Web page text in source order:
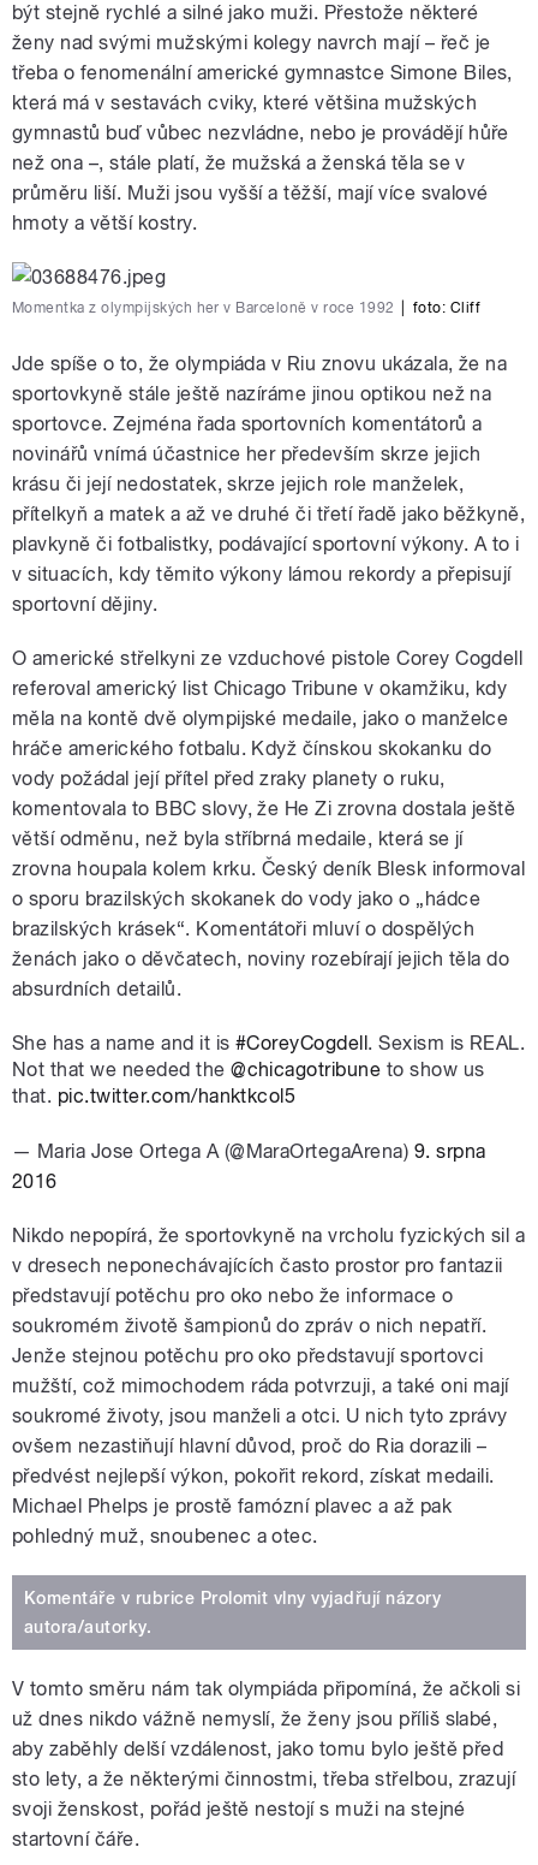
být stejně rychlé a silné jako muži. Přestože některé
ženy nad svými mužskými kolegy navrch mají – řeč je
třeba o fenomenální americké gymnastce Simone Biles,
která má v sestavách cviky, které většina mužských
gymnastů buď vůbec nezvládne, nebo je provádějí hůře
než ona –, stále platí, že mužská a ženská těla se v
průměru liší. Muži jsou vyšší a těžší, mají více svalové
hmoty a větší kostry.
Momentka z olympijských her v Barceloně v roce 1992 foto: Cliff
Jde spíše o to, že olympiáda v Riu znovu ukázala, že na
sportovkyně stále ještě nazíráme jinou optikou než na
sportovce. Zejména řada sportovních komentátorů a
novinářů vnímá účastnice her především skrze jejich
krásu či její nedostatek, skrze jejich role manželek,
přítelkyň a matek a až ve druhé či třetí řadě jako běžkyně,
plavkyně či fotbalistky, podávající sportovní výkony. A to i
v situacích, kdy těmito výkony lámou rekordy a přepisují
sportovní dějiny.
O americké střelkyni ze vzduchové pistole Corey Cogdell
referoval americký list Chicago Tribune v okamžiku, kdy
měla na kontě dvě olympijské medaile, jako o manželce
hráče amerického fotbalu. Když čínskou skokanku do
vody požádal její přítel před zraky planety o ruku,
komentovala to BBC slovy, že He Zi zrovna dostala ještě
větší odměnu, než byla stříbrná medaile, která se jí
zrovna houpala kolem krku. Český deník Blesk informoval
o sporu brazilských skokanek do vody jako o „hádce
brazilských krásek“. Komentátoři mluví o dospělých
ženách jako o děvčatech, noviny rozebírají jejich těla do
absurdních detailů.
She has a name and it is #CoreyCogdell . Sexism is REAL.
Not that we needed the@chicagotribune to show us
that. pic.twitter.com/hanktkcol5
— Maria Jose Ortega A (@MaraOrtegaArena) 9. srpna
2016
Nikdo nepopírá, že sportovkyně na vrcholu fyzických sil a
v dresech neponechávajících často prostor pro fantazii
představují potěchu pro oko nebo že informace o
soukromém životě šampionů do zpráv o nich nepatří.
Jenže stejnou potěchu pro oko představují sportovci
mužští, což mimochodem ráda potvrzuji, a také oni mají
soukromé životy, jsou manželi a otci. U nich tyto zprávy
ovšem nezastiňují hlavní důvod, proč do Ria dorazili –
předvést nejlepší výkon, pokořit rekord, získat medaili.
Michael Phelps je prostě famózní plavec a až pak
pohledný muž, snoubenec a otec.
Komentáře v rubrice Prolomit vlny vyjadřují názory
autora/autorky.
V tomto směru nám tak olympiáda připomíná, že ačkoli si
už dnes nikdo vážně nemyslí, že ženy jsou příliš slabé,
aby zaběhly delší vzdálenost, jako tomu bylo ještě před
sto lety, a že některými činnostmi, třeba střelbou, zrazují
svoji ženskost, pořád ještě nestojí s muži na stejné
startovní čáře.